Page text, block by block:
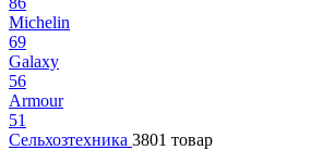
Michelin
69
Galaxy
56
Armour
51
Сельхозтехника 3801 товар